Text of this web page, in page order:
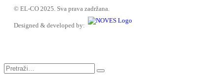
© EL-CO 2025. Sva prava zadržana.
Designed & developed by: